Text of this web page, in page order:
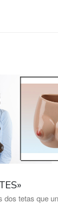
dos tetas que